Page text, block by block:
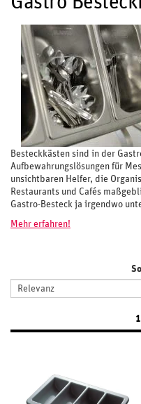
Besteckkästen sind in der
Aufbewahrungslösungen für
unsichtbaren Helfer, die
Restaurants und Cafés
Gastro-Besteck ja irgendwo
Mehr erfahren!
1